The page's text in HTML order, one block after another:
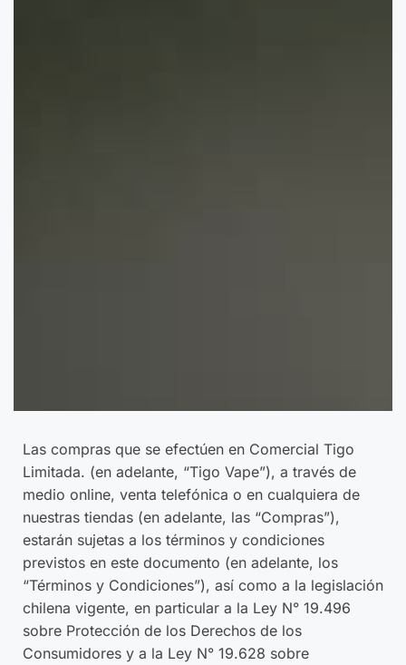
Las compras que se efectúen en Comercial Tigo
Limitada. (en adelante, “Tigo Vape”), a través de
medio online, venta telefónica o en cualquiera de
nuestras tiendas (en adelante, las “Compras”),
estarán sujetas a los términos y condiciones
previstos en este documento (en adelante, los
“Términos y Condiciones”), así como a la legislación
chilena vigente, en particular a la Ley N° 19.496
sobre Protección de los Derechos de los
Consumidores y a la Ley N° 19.628 sobre